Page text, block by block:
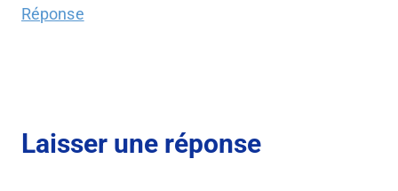
Réponse
Laisser une réponse